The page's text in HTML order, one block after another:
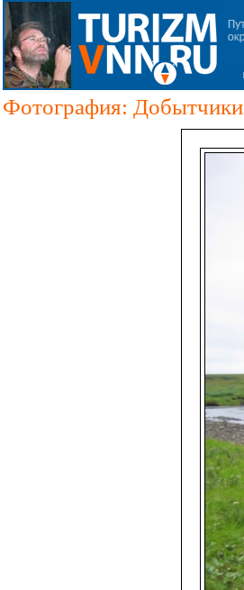
Фотография: Добытчики